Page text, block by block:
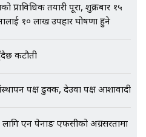
CCTV Footage Lost |
|
प्राविधिक तयारी पूरा, शुक्रबार १५
१० लाख उपहार घोषणा हुने
कटौती
संस्थापन पक्ष ढुक्क, देउवा पक्ष आशावादी
एन पेनाङ एफसीको अग्रसरतामा